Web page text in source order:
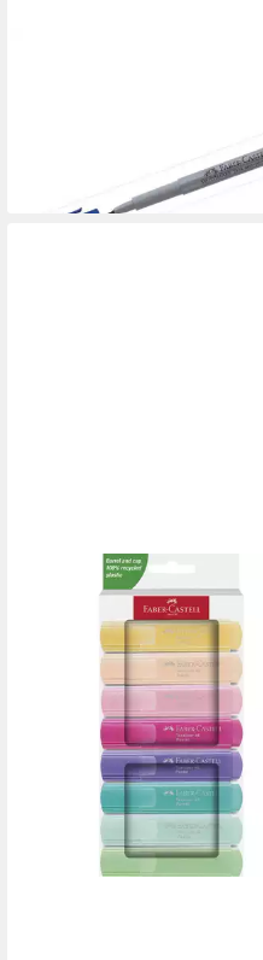
lieferbar - in 4-5 Werktagen bei dir
FABER-CASTELL
Marker FABER-CASTELL
Textmarker 46 Pastell 8 Stück
ab 11,78 €
lieferbar - in 6-7 Werktagen bei dir